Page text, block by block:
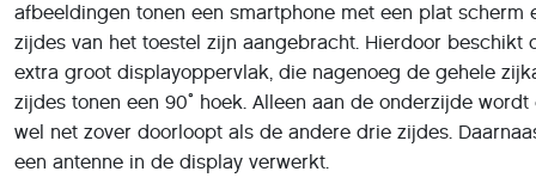
afbeeldingen tonen een smartphone met een plat
zijdes van het toestel zijn aangebracht. Hierdoor beschikt
extra groot displayoppervlak, die nagenoeg de gehele
zijdes tonen een 90˚ hoek. Alleen aan de onderzijde
wel net zover doorloopt als de andere drie zijdes.
een antenne in de display verwerkt.